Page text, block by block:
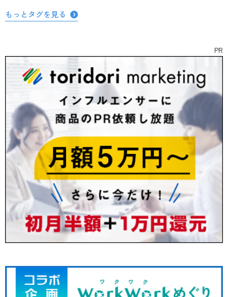
もっとタグを見る
PR